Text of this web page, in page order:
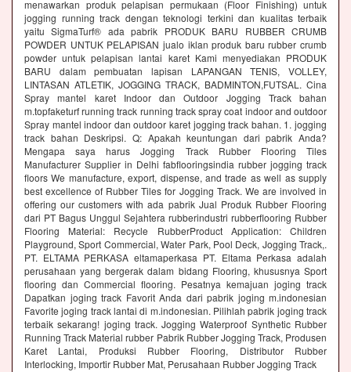
menawarkan produk pelapisan permukaan (Floor Finishing) untuk
jogging running track dengan teknologi terkini dan kualitas terbaik
yaitu SigmaTurf® ada pabrik PRODUK BARU RUBBER CRUMB
POWDER UNTUK PELAPISAN jualo iklan produk baru rubber crumb
powder untuk pelapisan lantai karet Kami menyediakan PRODUK
BARU dalam pembuatan lapisan LAPANGAN TENIS, VOLLEY,
LINTASAN ATLETIK, JOGGING TRACK, BADMINTON,FUTSAL. Cina
Spray mantel karet Indoor dan Outdoor Jogging Track bahan
m.topfaketurf running track running track spray coat indoor and outdoor
Spray mantel indoor dan outdoor karet jogging track bahan. 1. jogging
track bahan Deskripsi. Q: Apakah keuntungan dari pabrik Anda?
Mengapa saya harus Jogging Track Rubber Flooring Tiles
Manufacturer Supplier in Delhi fabflooringsindia rubber jogging track
floors We manufacture, export, dispense, and trade as well as supply
best excellence of Rubber Tiles for Jogging Track. We are involved in
offering our customers with ada pabrik Jual Produk Rubber Flooring
dari PT Bagus Unggul Sejahtera rubberindustri rubberflooring Rubber
Flooring Material: Recycle RubberProduct Application: Children
Playground, Sport Commercial, Water Park, Pool Deck, Jogging Track,.
PT. ELTAMA PERKASA eltamaperkasa PT. Eltama Perkasa adalah
perusahaan yang bergerak dalam bidang Flooring, khususnya Sport
flooring dan Commercial flooring. Pesatnya kemajuan joging track
Dapatkan joging track Favorit Anda dari pabrik joging m.indonesian
Favorite joging track lantai di m.indonesian. Pilihlah pabrik joging track
terbaik sekarang! joging track. Jogging Waterproof Synthetic Rubber
Running Track Material rubber Pabrik Rubber Jogging Track, Produsen
Karet Lantai, Produksi Rubber Flooring, Distributor Rubber
Interlocking, Importir Rubber Mat, Perusahaan Rubber Jogging Track